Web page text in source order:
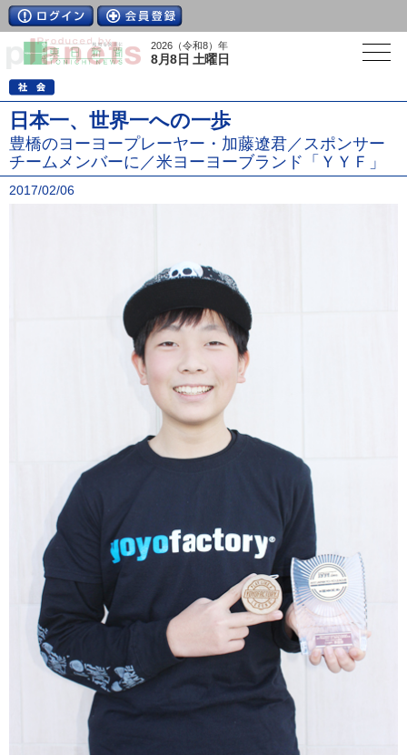
2026（令和8）年
8月8日 土曜日
日本一、世界一への一歩
豊橋のヨーヨープレーヤー・加藤遼君／スポンサー
チームメンバーに／米ヨーヨーブランド「ＹＹＦ」
2017/02/06